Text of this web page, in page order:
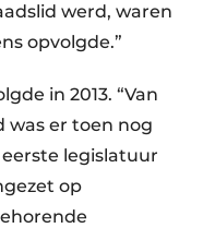
werd, waren
opvolgde.”
in 2013. “Van
was er toen nog
legislatuur
op